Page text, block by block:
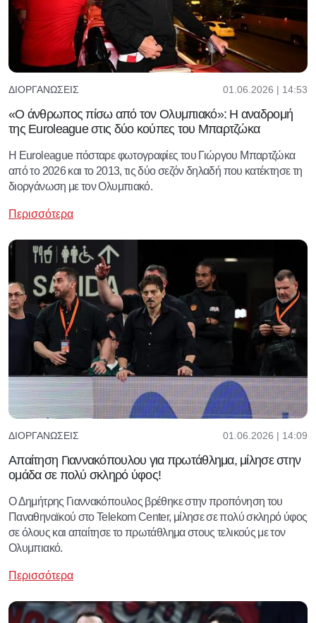
ΔΙΟΡΓΑΝΏΣΕΙΣ 01.06.2026 | 14:53
«Ο άνθρωπος πίσω από τον Ολυμπιακό»: Η αναδρομή
της Euroleague στις δύο κούπες του Μπαρτζώκα
Η Εuroleague πόσταρε φωτογραφίες του Γιώργου Μπαρτζώκα
από το 2026 και το 2013, τις δύο σεζόν δηλαδή που κατέκτησε τη
διοργάνωση με τον Ολυμπιακό.
Περισσότερα
ΔΙΟΡΓΑΝΏΣΕΙΣ 01.06.2026 | 14:09
Απαίτηση Γιαννακόπουλου για πρωτάθλημα, μίλησε στην
ομάδα σε πολύ σκληρό ύφος!
Ο Δημήτρης Γιαννακόπουλος βρέθηκε στην προπόνηση του
Παναθηναϊκού στο Telekom Center, μίλησε σε πολύ σκληρό ύφος
σε όλους και απαίτησε το πρωτάθλημα στους τελικούς με τον
Ολυμπιακό.
Περισσότερα